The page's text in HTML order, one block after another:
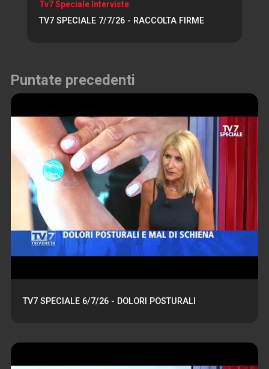
Tv7 Speciale Interviste
TV7 SPECIALE 7/7/26 - RACCOLTA FIRME
Puntate precedenti
TV7 SPECIALE 6/7/26 - DOLORI POSTURALI